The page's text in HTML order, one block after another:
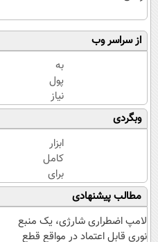
از سراسر وب
به
پول
نیاز
داری؟
همین
الان
این
دوره
رایگان
رو
شرکت
کن تا
وبگردی
ابزار
کامل
برای
اصلاح
مو و
صورت
(قیمت
مطالب پیشنهادی
لامپ اضطراری شارژی، یک منبع
نوری قابل اعتماد در مواقع قطع